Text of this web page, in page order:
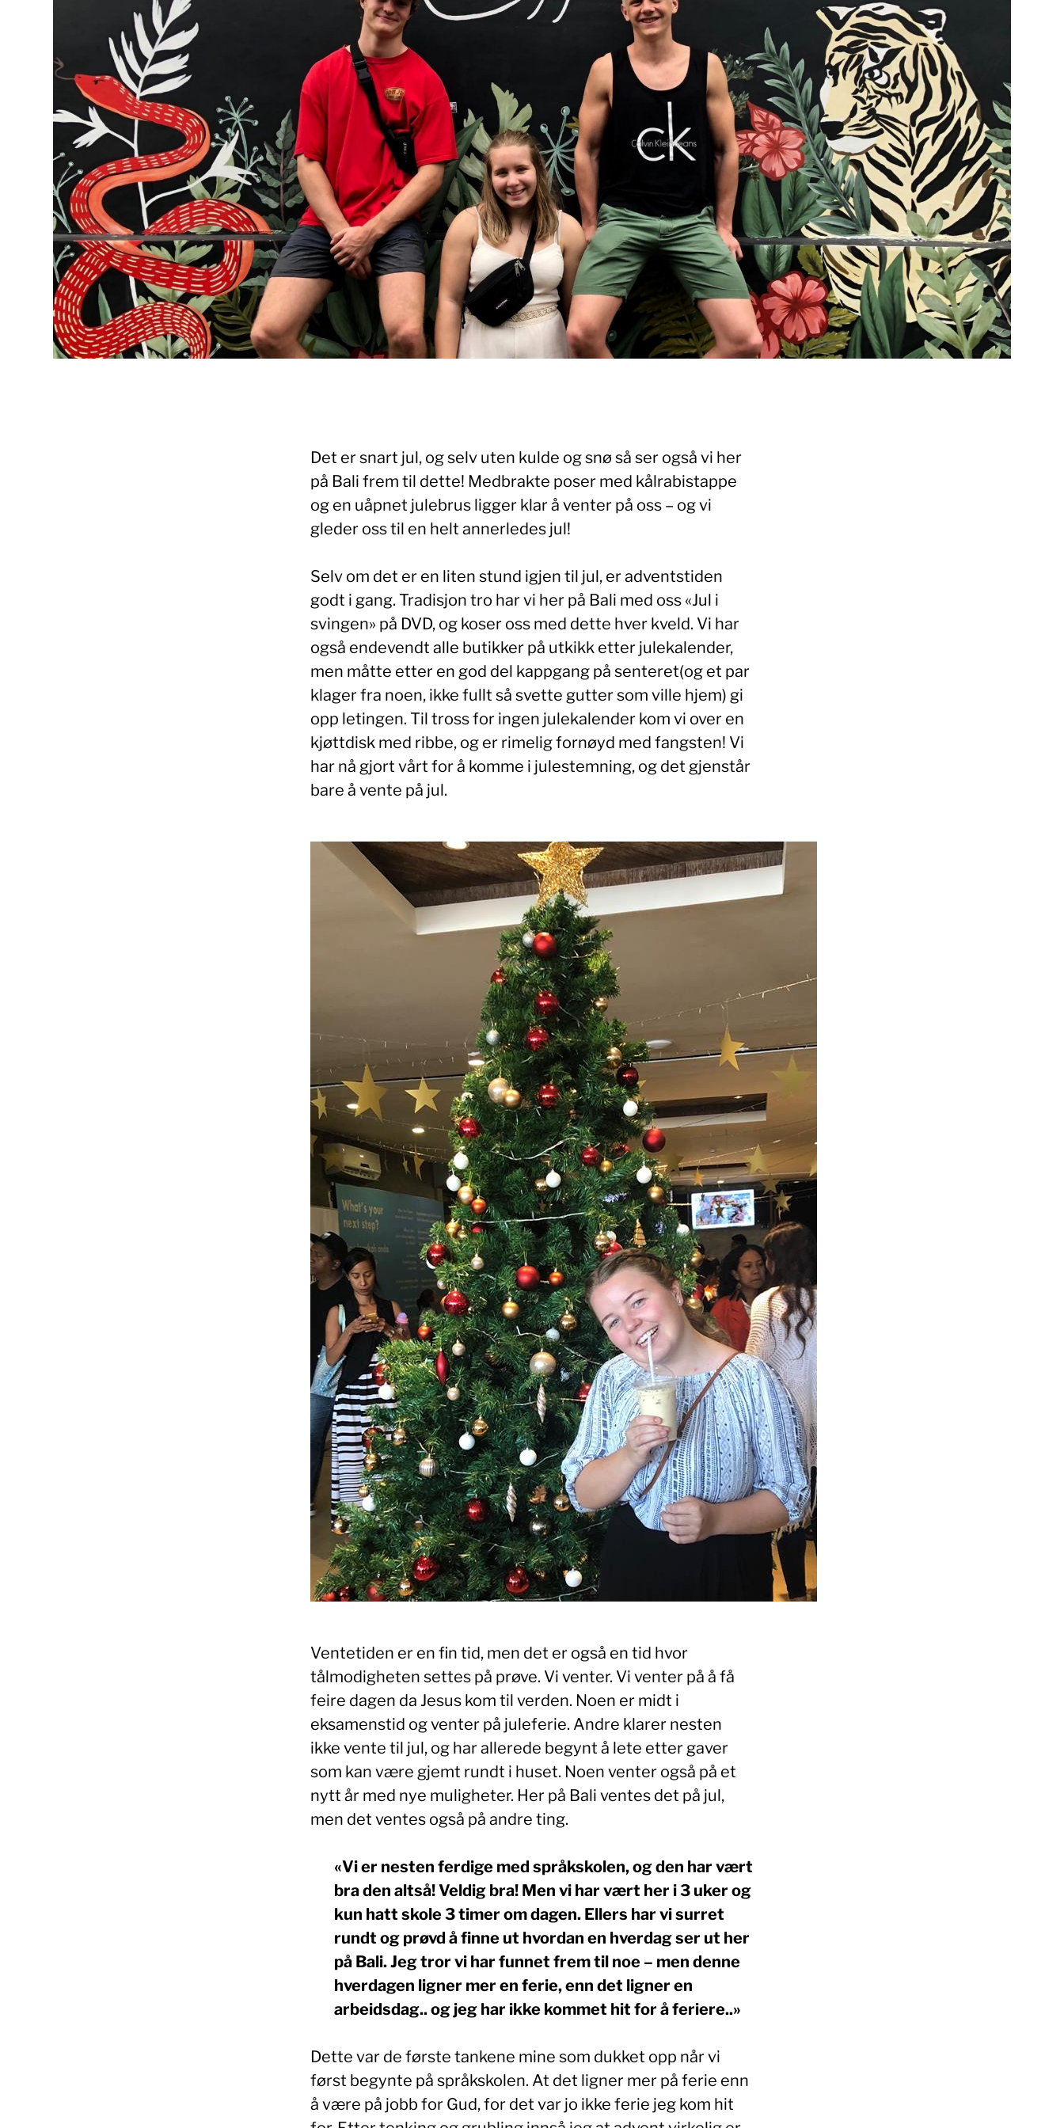
Det er snart jul, og selv uten kulde og snø så ser også vi her
på Bali frem til dette! Medbrakte poser med kålrabistappe
og en uåpnet julebrus ligger klar å venter på oss – og vi
gleder oss til en helt annerledes jul!
Selv om det er en liten stund igjen til jul, er adventstiden
godt i gang. Tradisjon tro har vi her på Bali med oss «Jul i
svingen» på DVD, og koser oss med dette hver kveld. Vi har
også endevendt alle butikker på utkikk etter julekalender,
men måtte etter en god del kappgang på senteret(og et par
klager fra noen, ikke fullt så svette gutter som ville hjem) gi
opp letingen. Til tross for ingen julekalender kom vi over en
kjøttdisk med ribbe, og er rimelig fornøyd med fangsten! Vi
har nå gjort vårt for å komme i julestemning, og det gjenstår
bare å vente på jul.
Ventetiden er en fin tid, men det er også en tid hvor
tålmodigheten settes på prøve. Vi venter. Vi venter på å få
feire dagen da Jesus kom til verden. Noen er midt i
eksamenstid og venter på juleferie. Andre klarer nesten
ikke vente til jul, og har allerede begynt å lete etter gaver
som kan være gjemt rundt i huset. Noen venter også på et
nytt år med nye muligheter. Her på Bali ventes det på jul,
men det ventes også på andre ting.
«Vi er nesten ferdige med språkskolen, og den har vært
bra den altså! Veldig bra! Men vi har vært her i 3 uker og
kun hatt skole 3 timer om dagen. Ellers har vi surret
rundt og prøvd å finne ut hvordan en hverdag ser ut her
på Bali. Jeg tror vi har funnet frem til noe – men denne
hverdagen ligner mer en ferie, enn det ligner en
arbeidsdag.. og jeg har ikke kommet hit for å feriere..»
Dette var de første tankene mine som dukket opp når vi
først begynte på språkskolen. At det ligner mer på ferie enn
å være på jobb for Gud, for det var jo ikke ferie jeg kom hit